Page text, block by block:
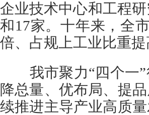
企业技术中心和工程
和17家。十年来，全
倍、占规上工业比重
我市聚力“四个一”
降总量、优布局、提
续推进主导产业高质